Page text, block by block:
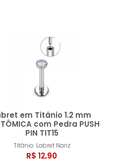
em Titânio 1.2 mm
com Pedra PUSH
PIN TIT15
Titânio Labret Nariz
R$ 12,90
Comprar